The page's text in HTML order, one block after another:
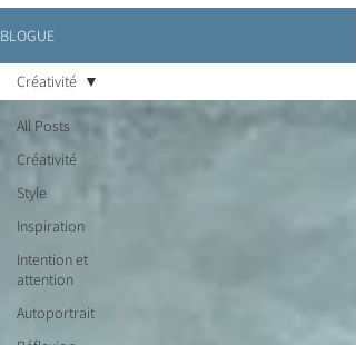
BLOGUE
All Posts
Créativité
Style
Inspiration
Intention et
attention
Autoportrait
Créativité